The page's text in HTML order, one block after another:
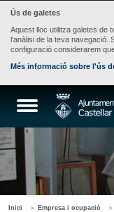
Ús de galetes
Aquest lloc utilitza galetes de
l'anàlisi de la teva navegació.
configuració considerarem
Més informació sobre l'ús
Inici Empresa i ocupació